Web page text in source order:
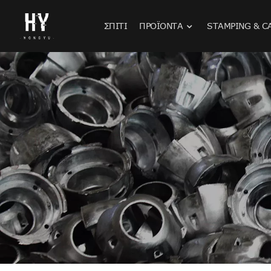
ΣΠΊΤΙ ΠΡΟΪΌΝΤΑ STAMPING &